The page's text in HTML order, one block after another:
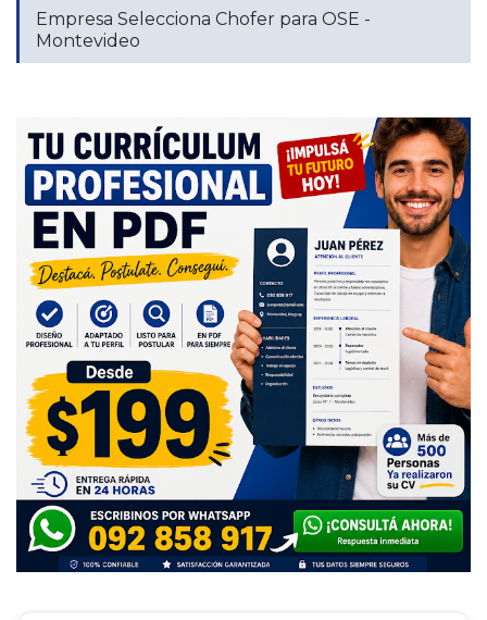
Empresa Selecciona Chofer para OSE -
Montevideo